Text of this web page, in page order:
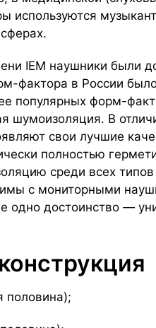
используются
IEM наушники были
фактора в России
популярных форм-
шумоизоляция. В
свои лучшие
полностью
среди всех
с мониторными
одно достоинство —
половина);